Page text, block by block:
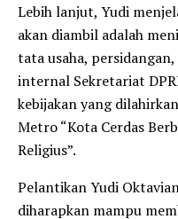
Lebih lanjut, Yudi
akan diambil adalah
tata usaha,
internal Sekretariat
kebijakan yang
Metro “Kota Cerdas
Religius”.
Pelantikan Yudi
diharapkan mampu